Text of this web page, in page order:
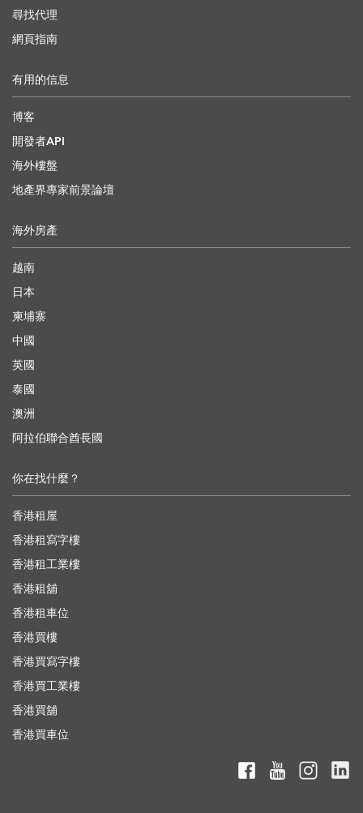
尋找代理
網頁指南
有用的信息
博客
開發者API
海外樓盤
地產界專家前景論壇
海外房產
越南
日本
柬埔寨
中國
英國
泰國
澳洲
阿拉伯聯合酋長國
你在找什麼？
香港租屋
香港租寫字樓
香港租工業樓
香港租舖
香港租車位
香港買樓
香港買寫字樓
香港買工業樓
香港買舖
香港買車位